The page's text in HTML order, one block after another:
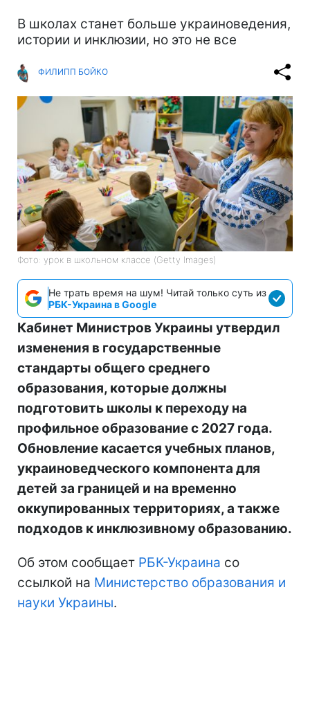
В школах станет больше украиноведения,
истории и инклюзии, но это не все
ФИЛИПП БОЙКО
Фото: урок в школьном классе (Getty Images)
Не трать время на шум! Читай только суть из
РБК-Украина в Google
Кабинет Министров Украины утвердил
изменения в государственные
стандарты общего среднего
образования, которые должны
подготовить школы к переходу на
профильное образование с 2027 года.
Обновление касается учебных планов,
украиноведческого компонента для
детей за границей и на временно
оккупированных территориях, а также
подходов к инклюзивному образованию.
Об этом сообщает РБК-Украина со
ссылкой на Министерство образования и
науки Украины.